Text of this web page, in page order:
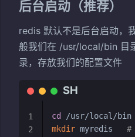
后台启动（推荐）
redis 默认不是后台启动，
般我们在 /usr/local/bin 目
录，存放我们的配置文件
cd
mkdir myredis #
1
2